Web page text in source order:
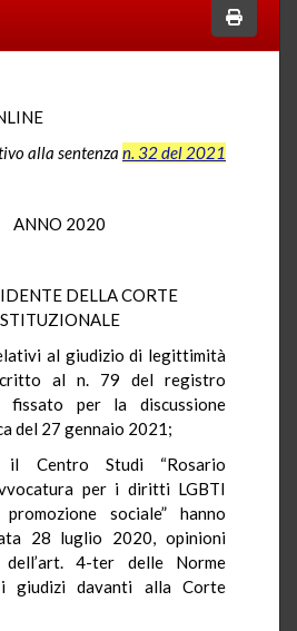
alla sentenza n. 32 del 2021
ANNO 2020
DELLA CORTE
al giudizio di legittimità
al n. 79 del registro
fissato per la discussione
del 27 gennaio 2021;
Centro Studi “Rosario
per i diritti LGBTI
sociale” hanno
28 luglio 2020, opinioni
4-ter delle Norme
giudizi davanti alla Corte